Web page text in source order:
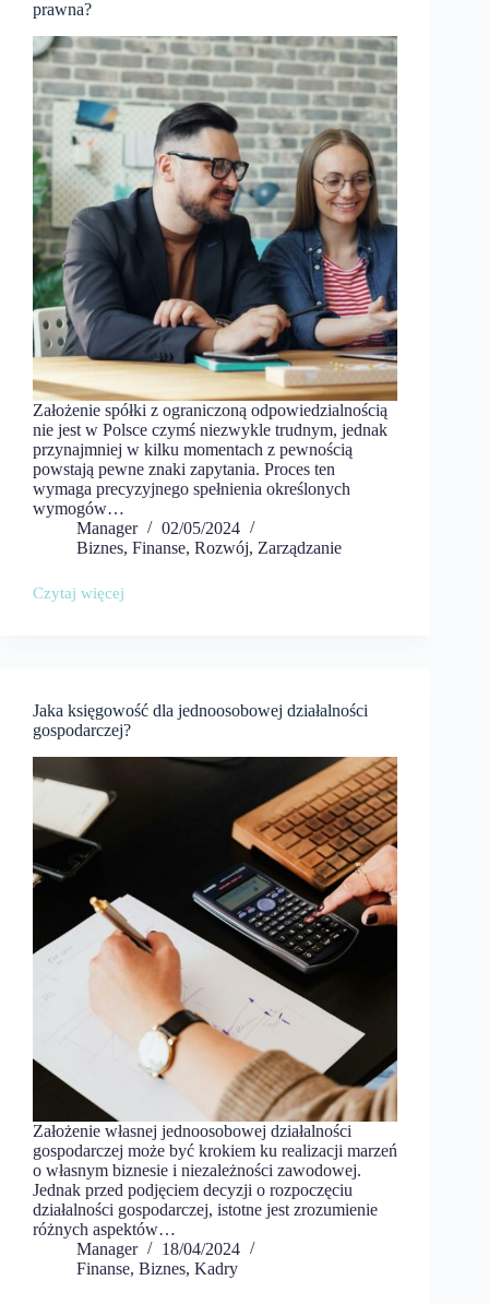
prawna?
Założenie spółki z ograniczoną odpowiedzialnością
nie jest w Polsce czymś niezwykle trudnym, jednak
przynajmniej w kilku momentach z pewnością
powstają pewne znaki zapytania. Proces ten
wymaga precyzyjnego spełnienia określonych
wymogów…
Manager
02/05/2024
Biznes, Finanse, Rozwój, Zarządzanie
Czytaj więcej
Czy
pomoc
prawna?
Jaka księgowość dla jednoosobowej działalności
gospodarczej?
Założenie własnej jednoosobowej działalności
gospodarczej może być krokiem ku realizacji marzeń
o własnym biznesie i niezależności zawodowej.
Jednak przed podjęciem decyzji o rozpoczęciu
działalności gospodarczej, istotne jest zrozumienie
różnych aspektów…
Manager
18/04/2024
Finanse, Biznes, Kadry